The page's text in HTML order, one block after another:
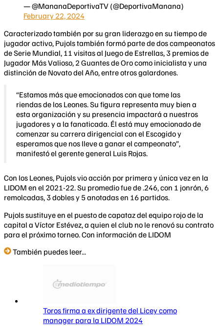
— @MananaDeportivaTV (@DeportivaManana)
February 22, 2024
Caracterizado también por su gran liderazgo en su tiempo de
jugador activo, Pujols también formó parte de dos campeonatos
de Serie Mundial, 11 visitas al Juego de Estrellas, 3 premios de
Jugador Más Valioso, 2 Guantes de Oro como inicialista y una
distinción de Novato del Año, entre otros galardones.
“Estamos más que emocionados con que tome las
riendas de los Leones. Su figura representa muy bien a
esta organización y su presencia impactará a nuestros
jugadores y a la fanaticada. Él está muy emocionado de
comenzar su carrera dirigencial con el Escogido y
esperamos que nos lleve a ganar el campeonato”,
manifestó el gerente general Luis Rojas.
Con los Leones, Pujols vio acción por primera y única vez en la
LIDOM en el 2021-22. Su promedio fue de .246, con 1 jonrón, 6
remolcadas, 3 dobles y 5 anotadas en 16 partidos.
Pujols sustituye en el puesto de capataz del equipo rojo de la
capital a Víctor Estévez, a quien el club no le renovó su contrato
para el próximo torneo. Con información de LIDOM
También puedes leer...
Toros firma a ex dirigente del Licey como
manager para la LIDOM 2024